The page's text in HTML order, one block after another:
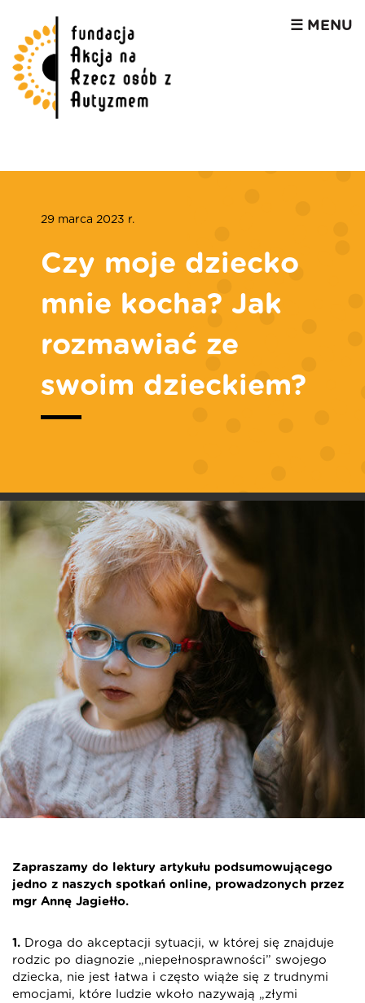
☰ MENU
29 marca 2023 r.
Czy moje dziecko
mnie kocha? Jak
rozmawiać ze
swoim dzieckiem?
Zapraszamy do lektury artykułu podsumowującego
jedno z naszych spotkań online, prowadzonych przez
mgr Annę Jagiełło.
1. Droga do akceptacji sytuacji, w której się znajduje
rodzic po diagnozie „niepełnosprawności” swojego
dziecka, nie jest łatwa i często wiąże się z trudnymi
emocjami, które ludzie wkoło nazywają „złymi